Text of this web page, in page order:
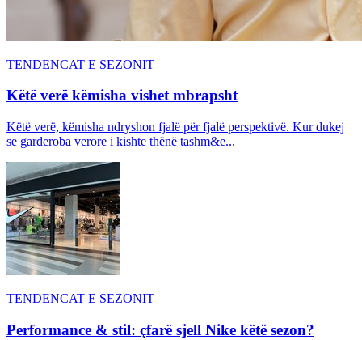
TENDENCAT E SEZONIT
Këtë verë këmisha vishet mbrapsht
Këtë verë, këmisha ndryshon fjalë për fjalë perspektivë. Kur dukej
se garderoba verore i kishte thënë tashm&e...
TENDENCAT E SEZONIT
Performance & stil: çfarë sjell Nike këtë sezon?